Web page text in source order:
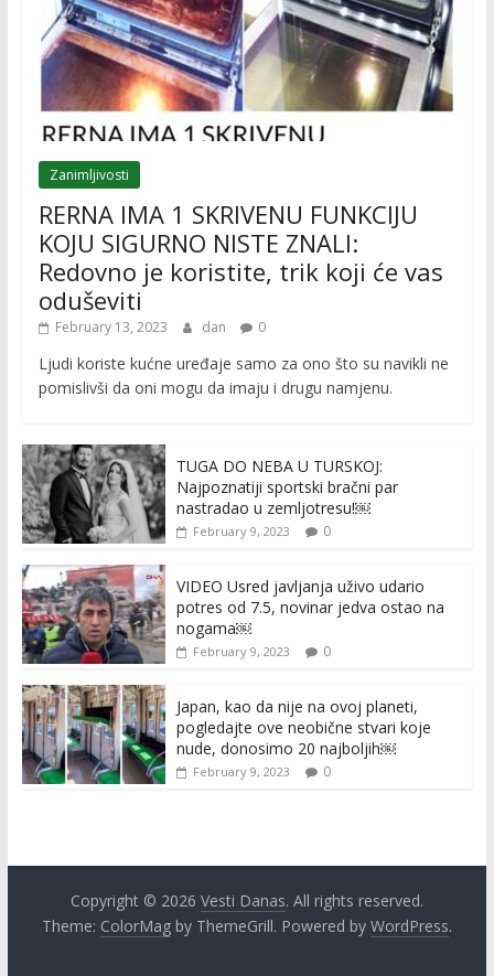
Zanimljivosti
RERNA IMA 1 SKRIVENU FUNKCIJU
KOJU SIGURNO NISTE ZNALI:
Redovno je koristite, trik koji će vas
oduševiti
February 13, 2023 dan 0
Ljudi koriste kućne uređaje samo za ono što su navikli ne
pomislivši da oni mogu da imaju i drugu namjenu.
TUGA DO NEBA U TURSKOJ:
Najpoznatiji sportski bračni par
nastradao u zemljotresu!￼
February 9, 2023 0
VIDEO Usred javljanja uživo udario
potres od 7.5, novinar jedva ostao na
nogama￼
February 9, 2023 0
Japan, kao da nije na ovoj planeti,
pogledajte ove neobične stvari koje
nude, donosimo 20 najboljih￼
February 9, 2023 0
Copyright © 2026 Vesti Danas. All rights reserved.
Theme: ColorMagby ThemeGrill. Powered by WordPress.